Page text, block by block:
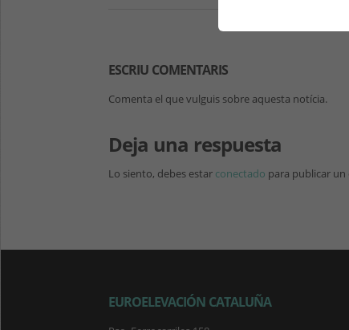
ESCRIU COMENTARIS
Comenta el que vulguis sobre aquesta notícia.
Deja una respuesta
Lo siento, debes estar conectado para publicar
EUROELEVACIÓN CATALUÑA